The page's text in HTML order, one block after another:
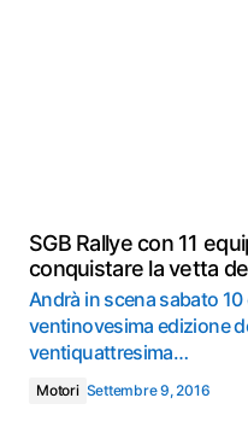
SGB Rallye con 11
conquistare la vetta
Andrà in scena sabato
ventinovesima edizione
ventiquattresima…
Motori Settembre 9, 2016